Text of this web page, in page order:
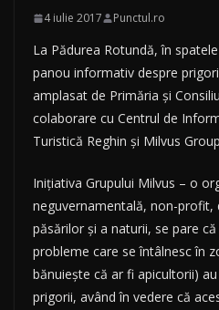
4 iulie 2017 Punctul.ro
La Pădurea Rotundă, în
panou informativ despre
amplasat de Primăria și
colaborare cu Centrul de
Turistică Reghin și Milvus
Inițiativa Grupului Milvus – o
neguvernamentală, non-profit,
păsărilor și a naturii, se pare
probleme care se întâlnesc în
bănuiește că ar fi apicultorii)
prigorii, având în vedere că